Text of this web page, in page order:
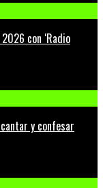
con ‘Radio
y confesar